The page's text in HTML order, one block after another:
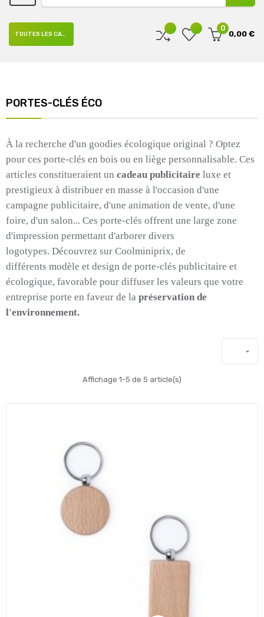
0
0,00 €
TOUTES LES CATÉGORIES
PORTES-CLÉS ÉCO
À la recherche d'un goodies écologique original ? Optez
pour ces porte-clés en bois ou en liège personnalisable. Ces
articles constitueraient un cadeau publicitaire luxe et
prestigieux à distribuer en masse à l'occasion d'une
campagne publicitaire, d'une animation de vente, d'une
foire, d'un salon... Ces porte-clés offrent une large zone
d'impression permettant d'arborer divers
logotypes. Découvrez sur Coolminiprix, de
différents modèle et design de porte-clés publicitaire et
écologique, favorable pour diffuser les valeurs que votre
entreprise porte en faveur de la préservation de
l'environnement.

Affichage 1-5 de 5 article(s)